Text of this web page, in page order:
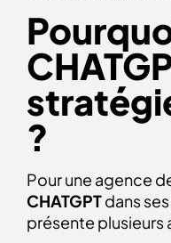
?
Pour une agence
CHATGPTdans
présente plusieurs